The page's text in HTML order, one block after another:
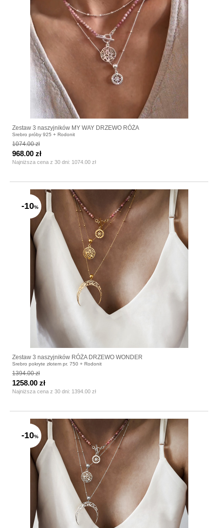
Zestaw 3 naszyjników MY WAY DRZEWO RÓŻA
Srebro próby 925 + Rodonit
1074.00 zł
Najniższa cena z 30 dni: 1074.00 zł
968.00 zł
-10%
Zestaw 3 naszyjników RÓŻA DRZEWO WONDER
Srebro pokryte złotem pr. 750 + Rodonit
1394.00 zł
Najniższa cena z 30 dni: 1394.00 zł
1258.00 zł
-10%